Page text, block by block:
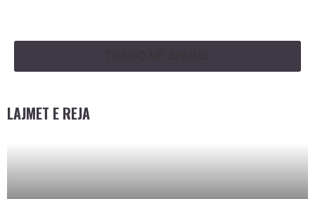
LAJMET E REJA